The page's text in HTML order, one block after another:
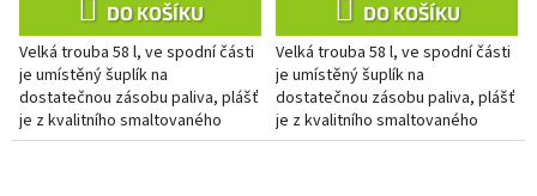
DO KOŠÍKU
Velká trouba 58 l, ve spodní části
je umístěný šuplík na
dostatečnou zásobu paliva, plášť
je z kvalitního smaltovaného
plechu s odolností až do 800°C.
DO KOŠÍKU
Velká trouba 58 l, ve spodní části
je umístěný šuplík na
dostatečnou zásobu paliva, plášť
je z kvalitního smaltovaného
plechu s odolností až do 800°C.